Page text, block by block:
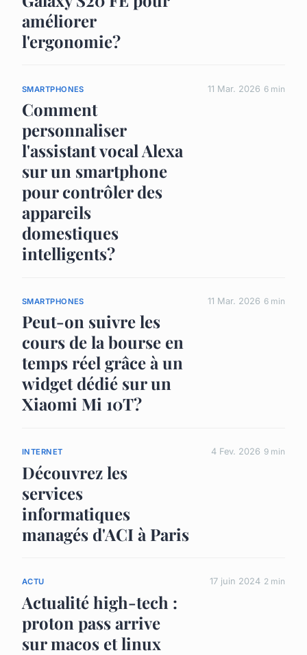
améliorer
l'ergonomie?
SMARTPHONES
Comment
personnaliser
l'assistant vocal Alexa
sur un smartphone
pour contrôler des
appareils
domestiques
intelligents?
11 Mar. 2026 6 min
SMARTPHONES
Peut-on suivre les
cours de la bourse en
temps réel grâce à un
widget dédié sur un
Xiaomi Mi 10T?
11 Mar. 2026 6 min
INTERNET
Découvrez les
services
informatiques
managés d'ACI à Paris
4 Fev. 2026 9 min
ACTU
Actualité high-tech :
proton pass arrive
sur macos et linux
17 juin 2024 2 min